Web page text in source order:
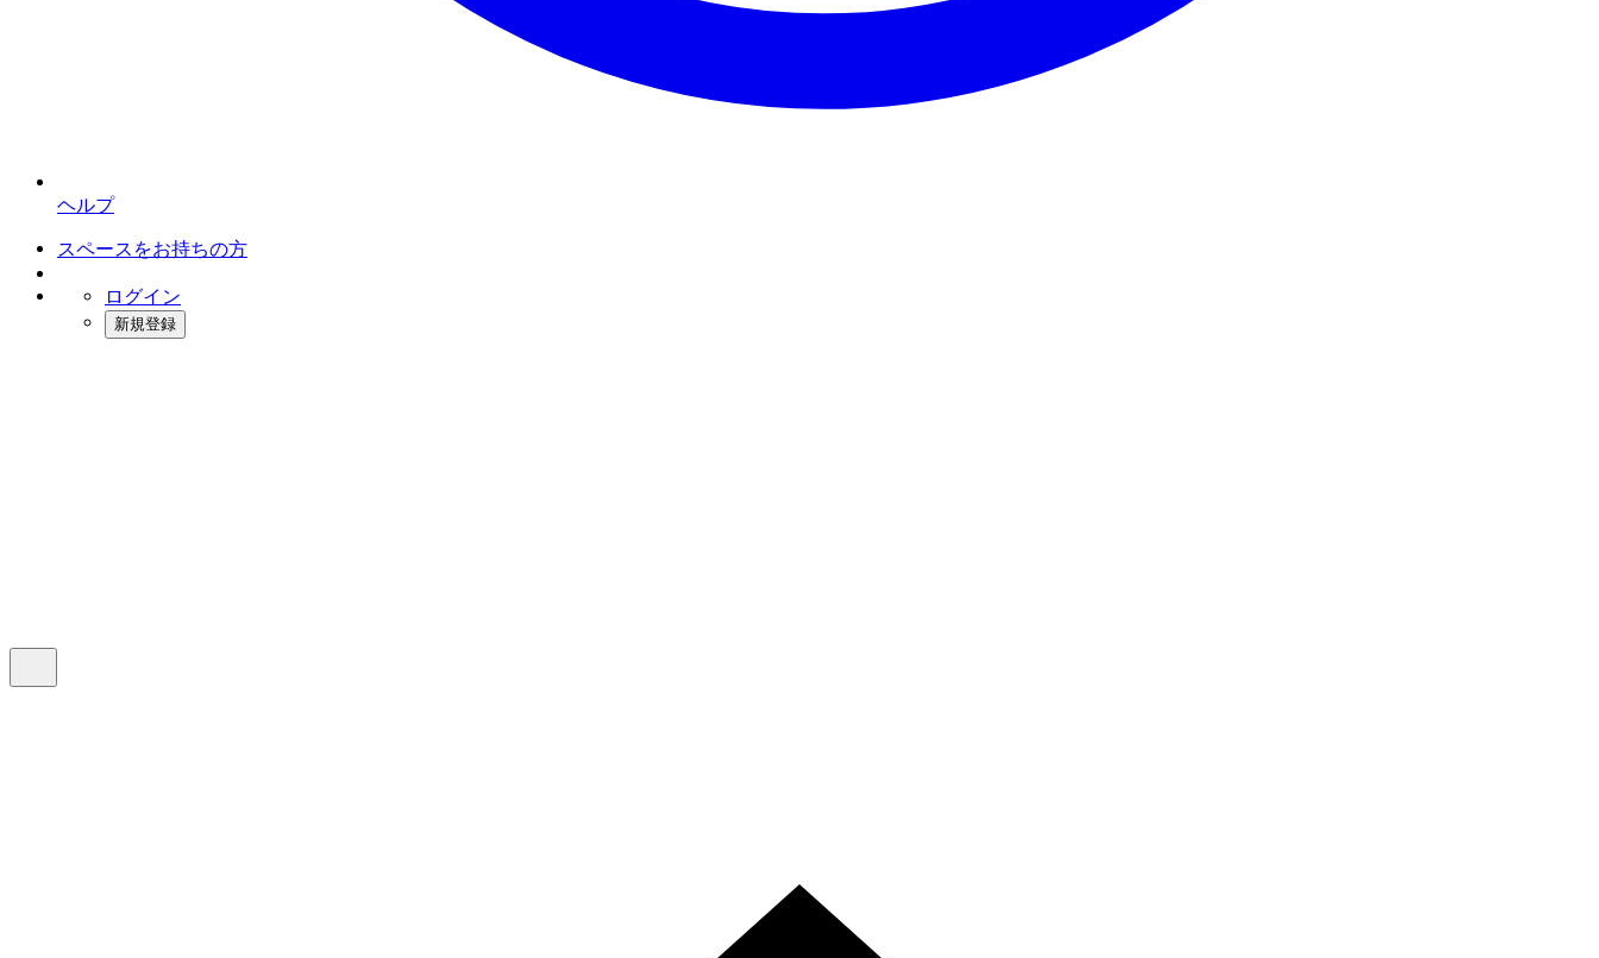
ヘルプ
スペースをお持ちの方
ログイン
新規登録